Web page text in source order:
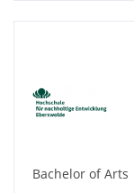
Bachelor of Arts